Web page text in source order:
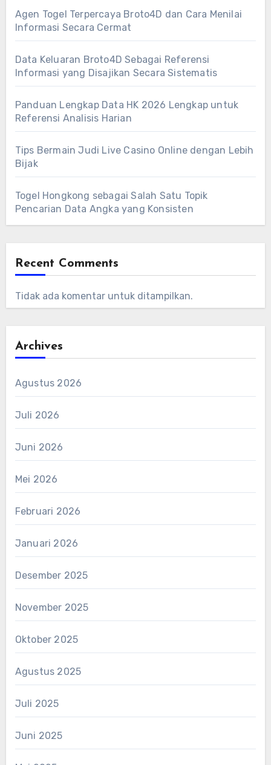
Agen Togel Terpercaya Broto4D dan Cara Menilai
Informasi Secara Cermat
Data Keluaran Broto4D Sebagai Referensi
Informasi yang Disajikan Secara Sistematis
Panduan Lengkap Data HK 2026 Lengkap untuk
Referensi Analisis Harian
Tips Bermain Judi Live Casino Online dengan Lebih
Bijak
Togel Hongkong sebagai Salah Satu Topik
Pencarian Data Angka yang Konsisten
Recent Comments
Tidak ada komentar untuk ditampilkan.
Archives
Agustus 2026
Juli 2026
Juni 2026
Mei 2026
Februari 2026
Januari 2026
Desember 2025
November 2025
Oktober 2025
Agustus 2025
Juli 2025
Juni 2025